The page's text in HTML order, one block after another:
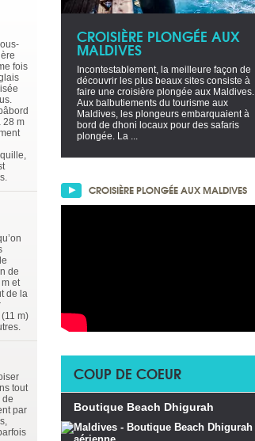
fois
28 m
de
et
de la
m)
tout
de
par
CROISIÈRE PLONGÉE AUX
MALDIVES
Incontestablement, la meilleure façon de
découvrir les plus beaux sites consiste à
faire une croisière plongée aux Maldives.
Aux balbutiements du tourisme aux
Maldives, les plongeurs embarquaient à
bord de dhoni locaux pour des safaris
plongée. La ...
CROISIÈRE PLONGÉE AUX MALDIVES
COUP DE COEUR
Boutique Beach Dhigurah